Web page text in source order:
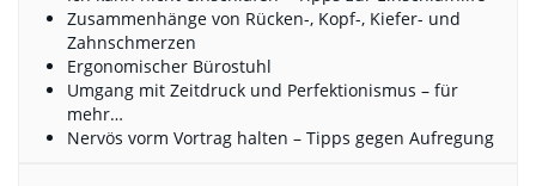
Zusammenhänge von Rücken-, Kopf-, Kiefer- und
Zahnschmerzen
Ergonomischer Bürostuhl
Umgang mit Zeitdruck und Perfektionismus – für
mehr…
Nervös vorm Vortrag halten – Tipps gegen Aufregung